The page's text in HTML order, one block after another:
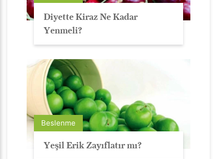
Diyette Kiraz Ne Kadar
Yenmeli?
Beslenme
Yeşil Erik Zayıflatır mı?